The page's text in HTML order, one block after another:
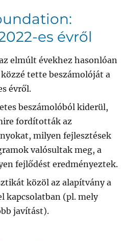
es évről
elmúlt évekhez hasonlóan
tette beszámolóját a
évről.
beszámolóból kiderül,
fordították az
milyen fejlesztések
valósultak meg, a
fejlődést eredményeztek.
közöl az alapítvány a
kapcsolatban (pl. mely
javítást).